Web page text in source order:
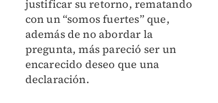
justificar su retorno, rematando
con un “somos fuertes” que,
además de no abordar la
pregunta, más pareció ser un
encarecido deseo que una
declaración.